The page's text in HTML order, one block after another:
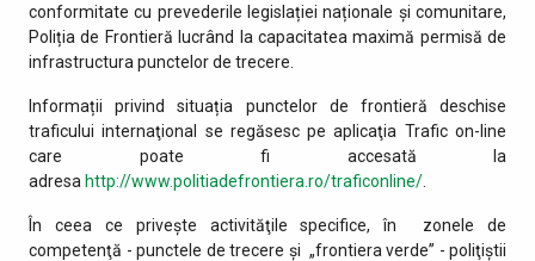
conformitate cu prevederile legislației naționale și comunitare,
Poliția de Frontieră lucrând la capacitatea maximă permisă de
infrastructura punctelor de trecere.
Informații privind situația punctelor de frontieră deschise
traficului internaţional se regăsesc pe aplicaţia Trafic on-line
care poate fi accesată la
adresa http://www.politiadefrontiera.ro/traficonline/
În ceea ce priveşte activităţile specifice, în zonele de
competenţă - punctele de trecere şi „frontiera verde” - poliţiştii